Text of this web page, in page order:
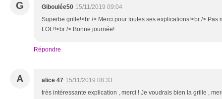
G Giboulée50 15/11/2019 09:04
Superbe grille!<br /> Merci pour toutes ses explications!<br /> Pas
LOL!!<br /> Bonne journée!
Répondre
A alice 47 15/11/2019 08:33
très intéressante explication , merci ! Je voudrais bien la grille ,